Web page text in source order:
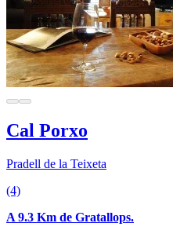
Cal Porxo
Pradell de la Teixeta
(4)
A 9.3 Km de Gratallops.